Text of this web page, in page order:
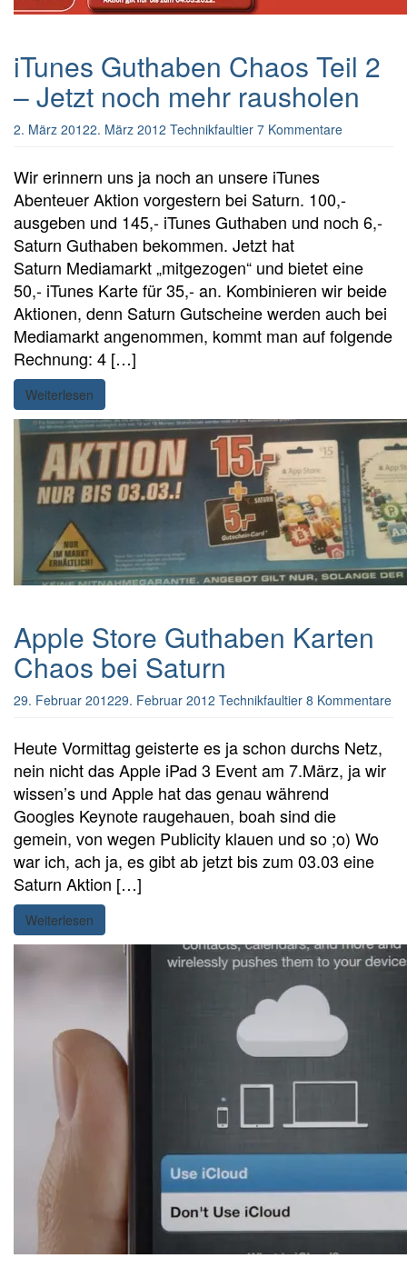
iTunes Guthaben Chaos Teil 2
– Jetzt noch mehr rausholen
2. März 20122. März 2012 Technikfaultier 7 Kommentare
Wir erinnern uns ja noch an unsere iTunes
Abenteuer Aktion vorgestern bei Saturn. 100,-
ausgeben und 145,- iTunes Guthaben und noch 6,-
Saturn Guthaben bekommen. Jetzt hat
Saturn Mediamarkt „mitgezogen“ und bietet eine
50,- iTunes Karte für 35,- an. Kombinieren wir beide
Aktionen, denn Saturn Gutscheine werden auch bei
Mediamarkt angenommen, kommt man auf folgende
Rechnung: 4 […]
Weiterlesen
Apple Store Guthaben Karten
Chaos bei Saturn
29. Februar 201229. Februar 2012 Technikfaultier 8 Kommentare
Heute Vormittag geisterte es ja schon durchs Netz,
nein nicht das Apple iPad 3 Event am 7.März, ja wir
wissen’s und Apple hat das genau während
Googles Keynote raugehauen, boah sind die
gemein, von wegen Publicity klauen und so ;o) Wo
war ich, ach ja, es gibt ab jetzt bis zum 03.03 eine
Saturn Aktion […]
Weiterlesen